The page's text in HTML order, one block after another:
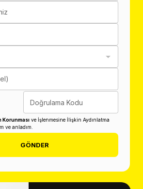
Doğrulama Kodu
Korunması ve İşlenmesine İlişkin Aydınlatma
ve anladım.
GÖNDER